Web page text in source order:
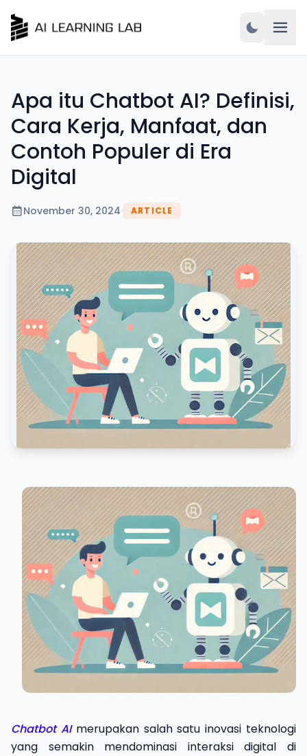
Apa itu Chatbot AI? Definisi,
Cara Kerja, Manfaat, dan
Contoh Populer di Era
Digital
November 30, 2024· ARTICLE
Chatbot AImerupakan salah satu inovasi teknologi
yang semakin mendominasi interaksi digital di